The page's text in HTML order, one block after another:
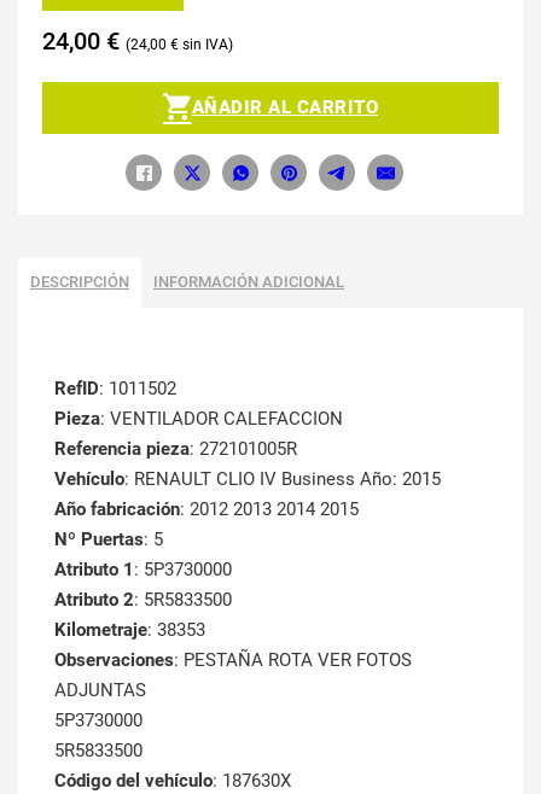
24,00 € 24,00 €
AÑADIR AL CARRITO
DESCRIPCIÓN INFORMACIÓN ADICIONAL
RefID: 1011502
Pieza: VENTILADOR CALEFACCION
Referencia pieza: 272101005R
Vehículo: RENAULT CLIO IV Business Año: 2015
Año fabricación: 2012 2013 2014 2015
Nº Puertas: 5
Atributo 1 : 5P3730000
Atributo 2: 5R5833500
Kilometraje: 38353
Observaciones: PESTAÑA ROTA VER FOTOS
ADJUNTAS
5P3730000
5R5833500
Código del vehículo: 187630X